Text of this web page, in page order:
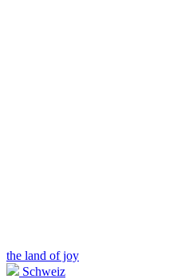
the land of joy
Schweiz